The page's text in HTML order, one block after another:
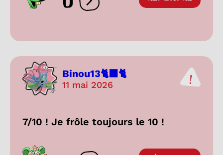
Ouvrir les réactions
Binou13🐈‍⬛🐈
11 mai 2026
7/10 ! Je frôle toujours le 10 !